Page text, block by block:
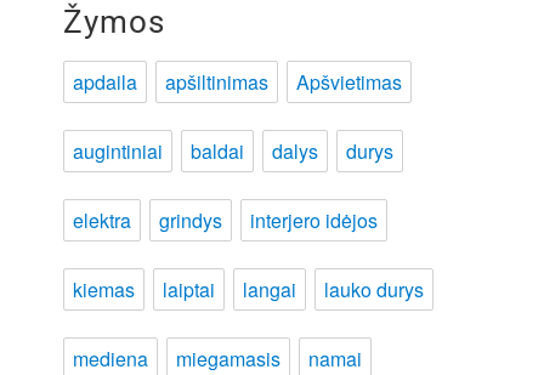
Žymos
apdaila apšiltinimas Apšvietimas
augintiniai baldai dalys durys
elektra grindys interjero idėjos
kiemas laiptai langai lauko durys
mediena miegamasis namai